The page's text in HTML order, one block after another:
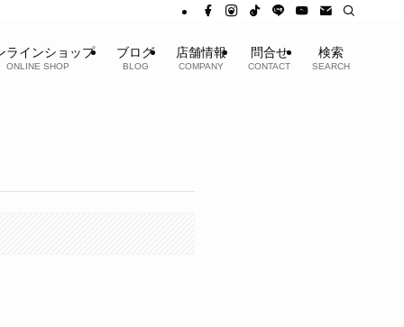
ラインショップ
ONLINE SHOP
ブログ
BLOG
店舗情報
COMPANY
問合せ
CONTACT
検索
SEARCH